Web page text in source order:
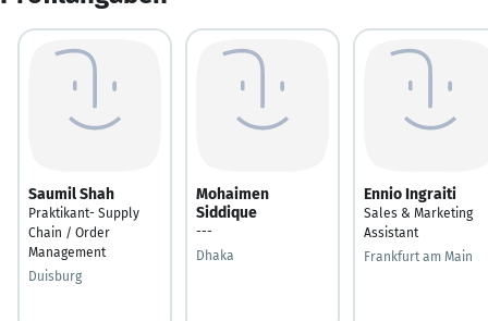
Saumil Shah
Praktikant- Supply
Chain / Order
Management
Duisburg
Mohaimen
Siddique
---
Dhaka
Ennio Ingraiti
Sales & Marketing
Assistant
Frankfurt am Main